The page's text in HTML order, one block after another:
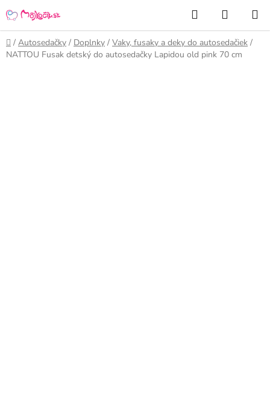
na
obsah
Hľadať
KOŠÍK
Domov
/ Autosedačky / Doplnky / Vaky, fusaky a deky do autosedačiek /
NATTOU Fusak detský do autosedačky Lapidou old pink 70 cm